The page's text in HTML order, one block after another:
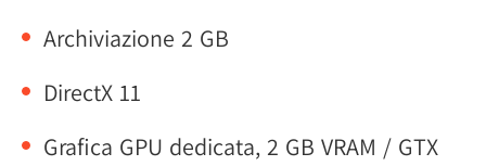
Archiviazione 2 GB
DirectX 11
Grafica GPU dedicata, 2 GB VRAM / GTX